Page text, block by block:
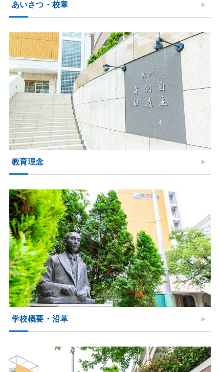
あいさつ・校章
教育理念
学校概要・沿革